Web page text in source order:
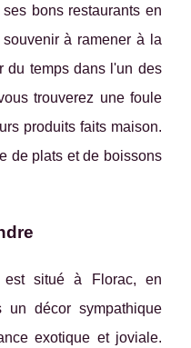
bons restaurants en
à ramener à la
du temps dans l'un des
trouverez une foule
produits faits maison.
de plats et de boissons
est situé à Florac, en
un décor sympathique
exotique et joviale.